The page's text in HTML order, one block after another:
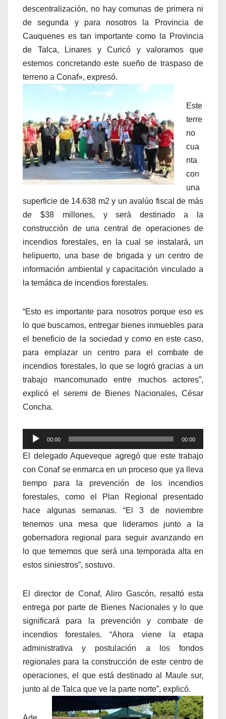
descentralización, no hay comunas de primera ni
de segunda y para nosotros la Provincia de
Cauquenes es tan importante como la Provincia
de Talca, Linares y Curicó y valoramos que
estemos concretando este sueño de traspaso de
terreno a Conaf», expresó.
Este
terre
no
cua
nta
con
una
superficie de 14.638 m2 y un avalúo fiscal de más
de $38 millones, y será destinado a la
construcción de una central de operaciones de
incendios forestales, en la cual se instalará, un
helipuerto, una base de brigada y un centro de
información ambiental y capacitación vinculado a
la temática de incendios forestales.
“Esto es importante para nosotros porque eso es
lo que buscamos, entregar bienes inmuebles para
el beneficio de la sociedad y como en este caso,
para emplazar un centro para el combate de
incendios forestales, lo que se logró gracias a un
trabajo mancomunado entre muchos actores”,
explicó el seremi de Bienes Nacionales, César
Concha.
Reproductor
de
00:00 00:00
El delegado Aqueveque agregó que este trabajo
con Conaf se enmarca en un proceso que ya lleva
tiempo para la prevención de los incendios
forestales, como el Plan Regional presentado
hace algunas semanas. “El 3 de noviembre
tenemos una mesa que lideramos junto a la
gobernadora regional para seguir avanzando en
lo que tememos que será una temporada alta en
estos siniestros”, sostuvo.
El director de Conaf, Aliro Gascón, resaltó esta
entrega por parte de Bienes Nacionales y lo que
significará para la prevención y combate de
incendios forestales. “Ahora viene la etapa
administrativa y postulación a los fondos
regionales para la construcción de este centro de
operaciones, el que está destinado al Maule sur,
junto al de Talca que ve la parte norte”, explicó.